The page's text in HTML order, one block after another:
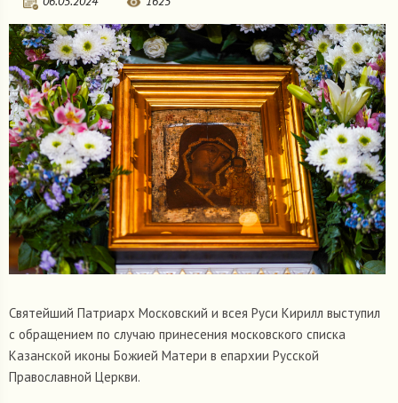
Святейший Патриарх Московский и всея Руси Кирилл выступил
с обращением по случаю принесения московского списка
Казанской иконы Божией Матери в епархии Русской
Православной Церкви.